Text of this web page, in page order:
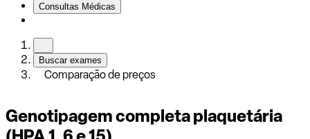
Consultas Médicas
Buscar exames
Comparação de preços
Genotipagem completa plaquetária